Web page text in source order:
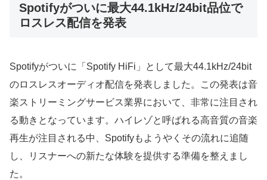
Spotifyがついに最大44.1kHz/24bit品位で
ロスレス配信を発表
Spotifyがついに「Spotify HiFi」として最大44.1kHz/24bit
のロスレスオーディオ配信を発表しました。この発表は音
楽ストリーミングサービス業界において、非常に注目され
る動きとなっています。ハイレゾと呼ばれる高音質の音楽
再生が注目される中、Spotifyもようやくその流れに追随
し、リスナーへの新たな体験を提供する準備を整えまし
た。